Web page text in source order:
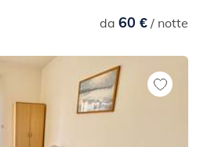
da 60 €/ notte